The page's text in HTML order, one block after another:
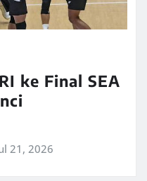
ke Final SEA
21, 2026